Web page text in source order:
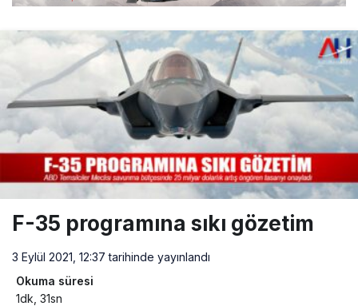
F-35 programına sıkı gözetim
3 Eylül 2021, 12:37 tarihinde yayınlandı
Okuma süresi
1dk, 31sn